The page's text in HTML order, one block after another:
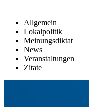
Allgemein
Lokalpolitik
Meinungsdiktat
News
Veranstaltungen
Zitate